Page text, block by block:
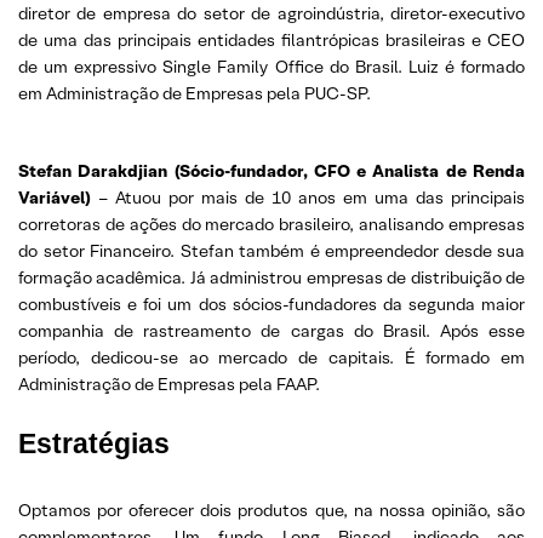
diretor de empresa do setor de agroindústria, diretor-executivo
de uma das principais entidades filantrópicas brasileiras e CEO
de um expressivo Single Family Office do Brasil. Luiz é formado
em Administração de Empresas pela PUC-SP.
Stefan Darakdjian (Sócio-fundador, CFO e Analista de Renda
Variável) – Atuou por mais de 10 anos em uma das principais
corretoras de ações do mercado brasileiro, analisando empresas
do setor Financeiro. Stefan também é empreendedor desde sua
formação acadêmica. Já administrou empresas de distribuição de
combustíveis e foi um dos sócios-fundadores da segunda maior
companhia de rastreamento de cargas do Brasil. Após esse
período, dedicou-se ao mercado de capitais. É formado em
Administração de Empresas pela FAAP.
Estratégias
Optamos por oferecer dois produtos que, na nossa opinião, são